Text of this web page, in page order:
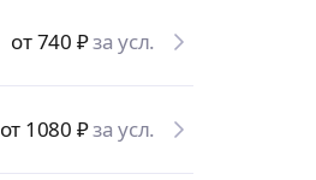
от 740 ₽за усл.
от 1080 ₽за усл.